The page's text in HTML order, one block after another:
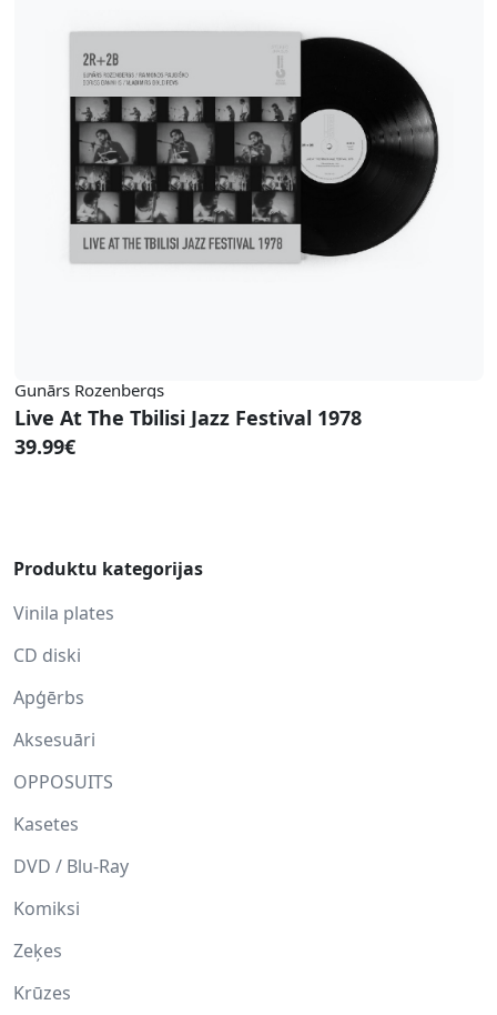
Gunārs Rozenbergs
Live At The Tbilisi Jazz Festival 1978
39.99€
Produktu kategorijas
Vinila plates
CD diski
Apģērbs
Aksesuāri
OPPOSUITS
Kasetes
DVD / Blu-Ray
Komiksi
Zeķes
Krūzes